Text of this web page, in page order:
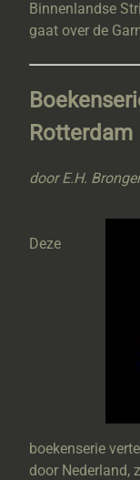
Binnenlandse
gaat over de
Rotterdam
door E.H.
Deze
boekenserie
door Nederland,